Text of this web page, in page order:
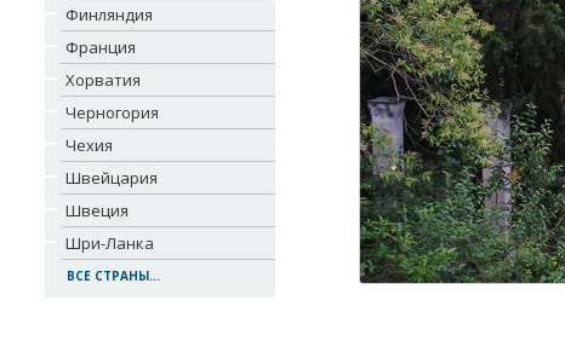
Финляндия
Франция
Хорватия
Черногория
Чехия
Швейцария
Швеция
Шри-Ланка
ВСЕ СТРАНЫ...